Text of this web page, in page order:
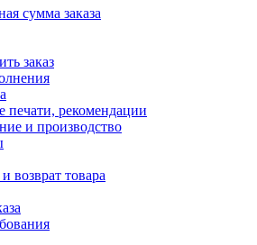
сумма заказа
заказ
печати, рекомендации
и производство
возврат товара